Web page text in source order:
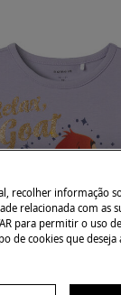
recolher informação
relacionada com as
para permitir o uso
de cookies que deseja